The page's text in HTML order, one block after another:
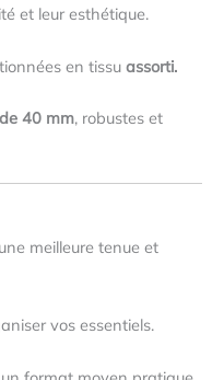
et leur esthétique.
en tissuassorti.
40 mm, robustes et
meilleure tenue et
vos essentiels.